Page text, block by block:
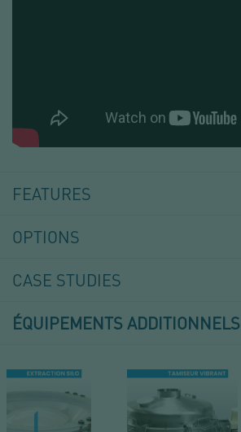
CONNEXION
FEATURES
OPTIONS
CASE STUDIES
ÉQUIPEMENTS ADDITIONNELS